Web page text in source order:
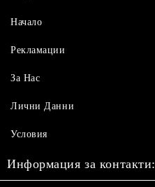
Начало
Рекламации
За Нас
Лични Данни
Условия
Информация за контакти: